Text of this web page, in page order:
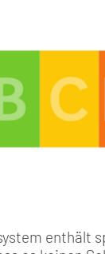
enthält